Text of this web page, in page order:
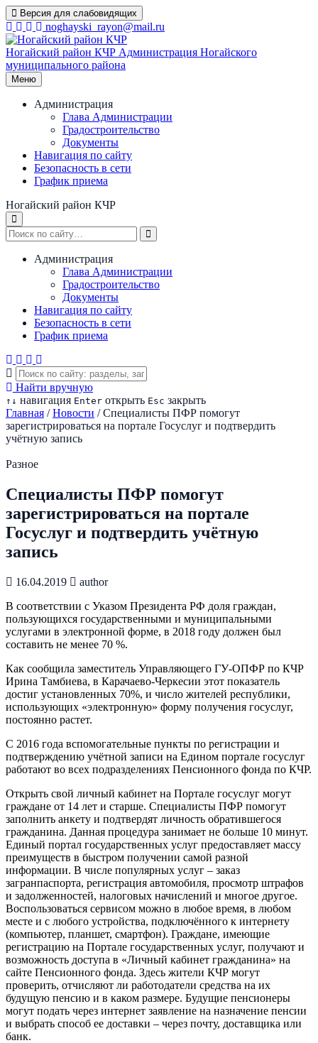
Перейти
к
содержимому
Версия для слабовидящих
noghayski_rayon@mail.ru
Ногайский район КЧР Администрация Ногайского
муниципального района
Меню
Администрация
Глава Администрации
Градостроительство
Документы
Навигация по сайту
Безопасность в сети
График приема
Ногайский район КЧР
Администрация
Глава Администрации
Градостроительство
Документы
Навигация по сайту
Безопасность в сети
График приема
Найти вручную
↑ ↓ навигация Enter открыть Esc закрыть
Главная / Новости / Специалисты ПФР помогут
зарегистрироваться на портале Госуслуг и подтвердить
учётную запись
Разное
Специалисты ПФР помогут
зарегистрироваться на портале
Госуслуг и подтвердить учётную
запись
16.04.2019
author
В соответствии с Указом Президента РФ доля граждан,
пользующихся государственными и муниципальными
услугами в электронной форме, в 2018 году должен был
составить не менее 70 %.
Как сообщила заместитель Управляющего ГУ-ОПФР по КЧР
Ирина Тамбиева, в Карачаево-Черкесии этот показатель
достиг установленных 70%, и число жителей республики,
использующих «электронную» форму получения госуслуг,
постоянно растет.
С 2016 года вспомогательные пункты по регистрации и
подтверждению учётной записи на Едином портале госуслуг
работают во всех подразделениях Пенсионного фонда по КЧР.
Открыть свой личный кабинет на Портале госуслуг могут
граждане от 14 лет и старше. Специалисты ПФР помогут
заполнить анкету и подтвердят личность обратившегося
гражданина. Данная процедура занимает не больше 10 минут.
Единый портал государственных услуг предоставляет массу
преимуществ в быстром получении самой разной
информации. В числе популярных услуг – заказ
загранпаспорта, регистрация автомобиля, просмотр штрафов
и задолженностей, налоговых начислений и многое другое.
Воспользоваться сервисом можно в любое время, в любом
месте и с любого устройства, подключённого к интернету
(компьютер, планшет, смартфон). Граждане, имеющие
регистрацию на Портале государственных услуг, получают и
возможность доступа в «Личный кабинет гражданина» на
сайте Пенсионного фонда. Здесь жители КЧР могут
проверить, отчисляют ли работодатели средства на их
будущую пенсию и в каком размере. Будущие пенсионеры
могут подать через интернет заявление на назначение пенсии
и выбрать способ ее доставки – через почту, доставщика или
банк.